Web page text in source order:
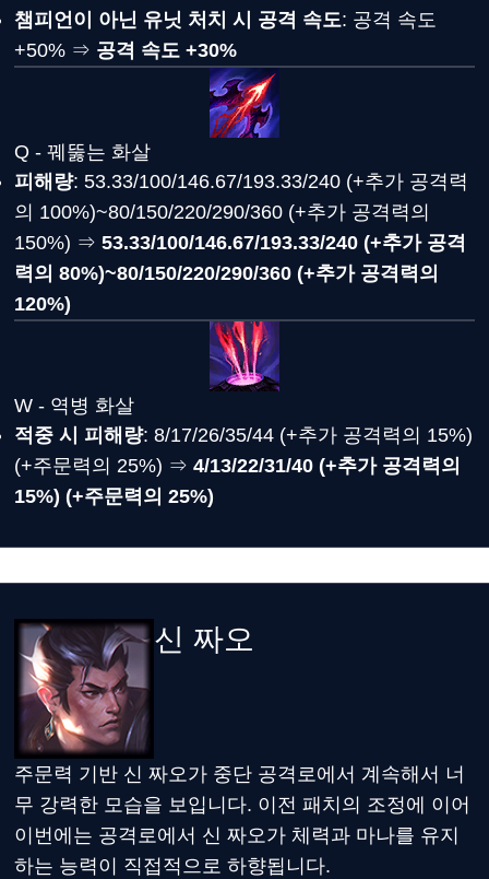
챔피언이 아닌 유닛 처치 시 공격 속도: 공격 속도
+50% ⇒ 공격 속도 +30%
Q - 꿰뚫는 화살
피해량: 53.33/100/146.67/193.33/240 (+추가 공격력
의 100%)~80/150/220/290/360 (+추가 공격력의
150%) ⇒ 53.33/100/146.67/193.33/240 (+추가 공격
력의 80%)~80/150/220/290/360 (+추가 공격력의
120%)
W - 역병 화살
적중 시 피해량: 8/17/26/35/44 (+추가 공격력의 15%)
(+주문력의 25%) ⇒ 4/13/22/31/40 (+추가 공격력의
15%) (+주문력의 25%)
신 짜오
주문력 기반 신 짜오가 중단 공격로에서 계속해서 너
무 강력한 모습을 보입니다. 이전 패치의 조정에 이어
이번에는 공격로에서 신 짜오가 체력과 마나를 유지
하는 능력이 직접적으로 하향됩니다.